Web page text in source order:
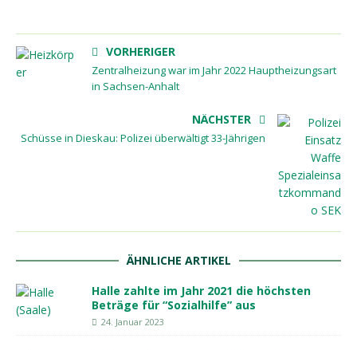
VORHERIGER
Zentralheizung war im Jahr 2022 Hauptheizungsart
in Sachsen-Anhalt
NÄCHSTER
Schüsse in Dieskau: Polizei überwältigt 33-Jährigen
ÄHNLICHE ARTIKEL
Halle zahlte im Jahr 2021 die höchsten
Beträge für “Sozialhilfe” aus
24. Januar 2023